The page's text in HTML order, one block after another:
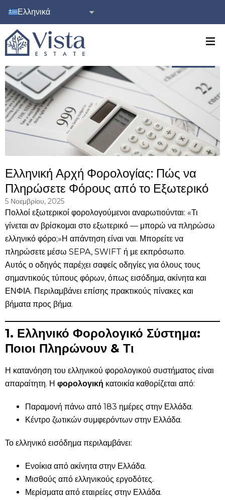
Ελληνικά
Ελληνική Αρχή Φορολογίας: Πώς να
Πληρώσετε Φόρους από το Εξωτερικό
5 Νοεμβρίου, 2025
Πολλοί εξωτερικοί φορολογούμενοι αναρωτιούνται: «Τι
γίνεται αν βρίσκομαι στο εξωτερικό — μπορώ να πληρώσω
ελληνικό φόρο;»Η απάντηση είναι ναι. Μπορείτε να
πληρώσετε μέσω SEPA, SWIFT ή με εκπρόσωπο.
Αυτός ο οδηγός παρέχει σαφείς οδηγίες για όλους τους
σημαντικούς τύπους φόρων, όπως εισόδημα, ακίνητα και
ΕΝΦΙΑ. Περιλαμβάνει επίσης πρακτικούς πίνακες και
βήματα προς βήμα.
1. Ελληνικό Φορολογικό Σύστημα:
Ποιοι Πληρώνουν & Τι
Η κατανόηση του ελληνικού φορολογικού συστήματος είναι
απαραίτητη. Η φορολογική κατοικία καθορίζεται από:
Παραμονή πάνω από 183 ημέρες στην Ελλάδα.
Κέντρο ζωτικών συμφερόντων στην Ελλάδα.
Το ελληνικό εισόδημα περιλαμβάνει:
Ενοίκια από ακίνητα στην Ελλάδα.
Μισθούς από ελληνικούς εργοδότες.
Μερίσματα από εταιρείες στην Ελλάδα.